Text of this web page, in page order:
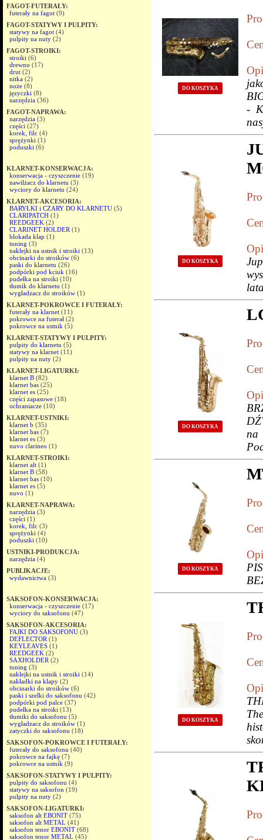
FAGOT-FUTERAŁY:
futerały na fagot (9)
FAGOT-STATYWY I PULPITY:
statywy na fagot (4)
pulpity na nuty (2)
FAGOT-STROIKI:
stroiki (6)
drewno (17)
drut (2)
nitka (2)
noże (8)
języczki (8)
narzędzia (36)
FAGOT-NAPRAWA:
narzędzia (3)
części (27)
korek, filc (4)
sprężynki (1)
poduszki (6)
KLARNET-KONSERWACJA:
konserwacja - czyszczenie (19)
nawilżacz do klarnetu (3)
wyciory do klarnetu (24)
KLARNET-AKCESORIA:
BARYŁKI i CZARY DO KLARNETU (5)
CLARIPATCH (1)
REEDGEEK (2)
CLARINET HOLDER (1)
blokada klap (1)
tuning (3)
naklejki na ustnik i stroiki (13)
obcinarki do stroików (6)
paski do klarnetu (26)
podpórki pod kciuk (16)
pudełka na stroiki (10)
tłumik do klarnetu (1)
wygładzacz do stroików (1)
KLARNET-POKROWCE I FUTERAŁY:
futerały na klarnet (11)
pokrowce na futerał (2)
pokrowce na ustnik (5)
KLARNET-STATYWY I PULPITY:
pulpity do klarnetu (5)
statywy na klarnet (11)
pulpity na nuty (2)
KLARNET-LIGATURKI:
klarnet B (82)
klarnet bas (25)
klarnet es (25)
części zapasowe (18)
ochraniacze (10)
KLARNET-USTNIKI:
klarnet b (35)
klarnet bas (7)
klarnet es (3)
nuvo clarineo (1)
KLARNET-STROIKI:
klarnet alt (1)
klarnet B (58)
klarnet bas (10)
klarnet es (5)
nuvo (1)
KLARNET-NAPRAWA:
narzędzia (3)
części (1)
korek, filc (3)
sprężynki (4)
poduszki (10)
USTNIKI-PRODUKCJA:
narzędzia (4)
PUBLIKACJE:
wydawnictwa (3)
SAKSOFON-KONSERWACJA:
konserwacja - czyszczenie (17)
wyciory do saksofonu (47)
SAKSOFON-AKCESORIA:
FAJKI DO SAKSOFONU (3)
DEFLECTOR (1)
KEYLEAVES (1)
REEDGEEK (2)
SAXHOLDER (2)
tuning (3)
naklejki na ustnik i stroiki (14)
nakładki na klapy (2)
obcinarki do stroików (6)
paski i szelki do saksofonu (42)
podpórki pod palce (37)
pudełka na stroiki (13)
tłumiki do saksofonu (5)
wygładzacz do stroików (1)
zatyczki do saksofonu (18)
SAKSOFON-POKROWCE I FUTERAŁY:
futerały do saksofonu (40)
pokrowce na fajkę (7)
pokrowce na ustnik (9)
SAKSOFON-STATYWY I PULPITY:
pulpity do saksofonu (4)
statywy na saksofon (19)
pulpity na nuty (2)
SAKSOFON-LIGATURKI:
saksofon alt EBONIT (75)
saksofon alt METAL (41)
saksofon tenor EBONIT (68)
saksofon tenor METAL (45)
DO KOSZYKA
-
DO KOSZYKA
DO KOSZYKA
na
DO KOSZYKA
DO KOSZYKA